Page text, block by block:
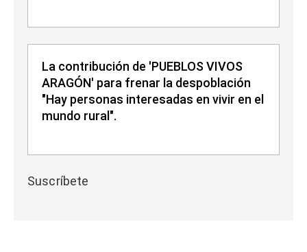
La contribución de 'PUEBLOS VIVOS
ARAGÓN' para frenar la despoblación
"Hay personas interesadas en vivir en el
mundo rural".
Suscríbete